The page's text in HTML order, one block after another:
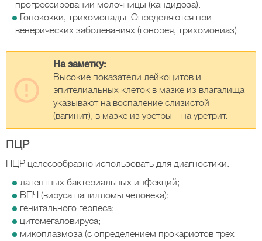
прогрессировании молочницы (кандидоза).
Гонококки, трихомонады. Определяются при
венерических заболеваниях (гонорея, трихомониаз).
На заметку:
Высокие показатели лейкоцитов и
эпителиальных клеток в мазке из влагалища
указывают на воспаление слизистой
(вагинит), в мазке из уретры – на уретрит.
ПЦР
ПЦР целесообразно использовать для диагностики:
латентных бактериальных инфекций;
ВПЧ (вируса папилломы человека);
генитального герпеса;
цитомегаловируса;
микоплазмоза (с определением прокариотов трех